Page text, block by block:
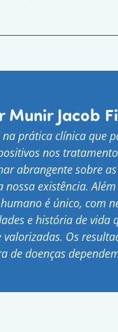
Munir Jacob
prática clínica que
nos
abrangente sobre
nossa existência.
é único, com
e história de vida
valorizadas. Os
de doenças